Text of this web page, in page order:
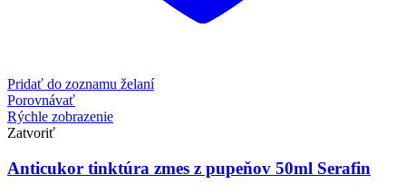
Pridať do zoznamu želaní
Porovnávať
Rýchle zobrazenie
Zatvoriť
Anticukor tinktúra zmes z pupeňov 50ml Serafin